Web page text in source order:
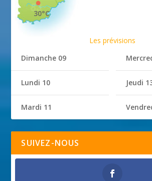
30°C
Les prévisions
Dimanche 09
Lundi 10
Mardi 11
Jeudi
SUIVEZ-NOUS